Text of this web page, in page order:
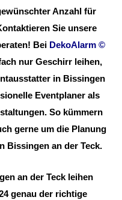
Anzahl für
Sie unsere
Bei DekoAlarm ©
nur Geschirr leihen,
in Bissingen
Eventplaner als
So kümmern
gerne um die Planung
Bissingen an der Teck.
an der Teck leihen
genau der richtige